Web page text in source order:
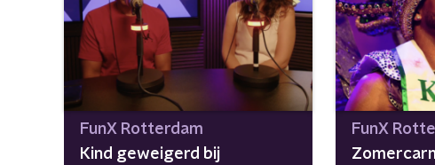
FunX Rotterdam
Kind geweigerd bij
FunX